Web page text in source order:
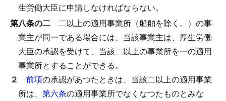
生労働大臣に申請しなければならない。
第八条の二
二以上の適用事業所（船舶を除く。）の事
業主が同一である場合には、当該事業主は、厚生労働
大臣の承認を受けて、当該二以上の事業所を一の適用
事業所とすることができる。
２
前項の承認があつたときは、当該二以上の適用事業
所は、 第六条の適用事業所でなくなつたものとみな